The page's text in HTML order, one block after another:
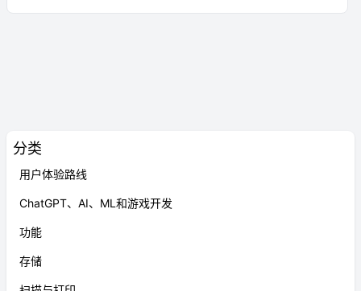
分类
用户体验路线
ChatGPT、AI、ML和游戏开发
功能
存储